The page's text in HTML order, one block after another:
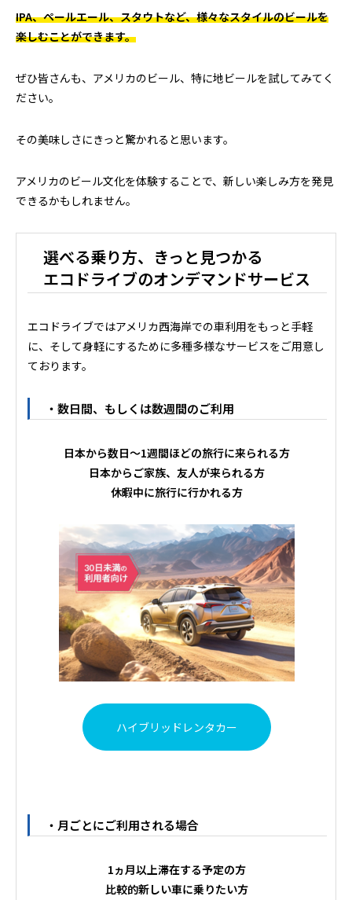
IPA、ペールエール、スタウトなど、様々なスタイルのビールを
楽しむことができます。
ぜひ皆さんも、アメリカのビール、特に地ビールを試してみてく
ださい。
その美味しさにきっと驚かれると思います。
アメリカのビール文化を体験することで、新しい楽しみ方を発見
できるかもしれません。
選べる乗り方、きっと見つかる
エコドライブのオンデマンドサービス
エコドライブではアメリカ西海岸での車利用をもっと手軽
に、そして身軽にするために多種多様なサービスをご用意し
ております。
・数日間、もしくは数週間のご利用
日本から数日～1週間ほどの旅行に来られる方
日本からご家族、友人が来られる方
休暇中に旅行に行かれる方
ハイブリッドレンタカー
・月ごとにご利用される場合
1ヵ月以上滞在する予定の方
比較的新しい車に乗りたい方